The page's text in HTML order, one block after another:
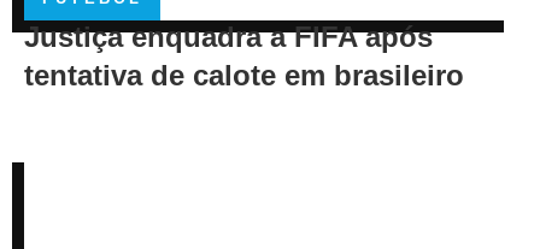
Justiça enquadra a FIFA após
tentativa de calote em brasileiro